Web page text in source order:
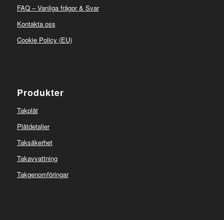
FAQ – Vanliga frågor & Svar
Kontakta oss
Cookie Policy (EU)
Produkter
Takplåt
Plåtdetaljer
Taksäkerhet
Takavvattning
Takgenomföringar